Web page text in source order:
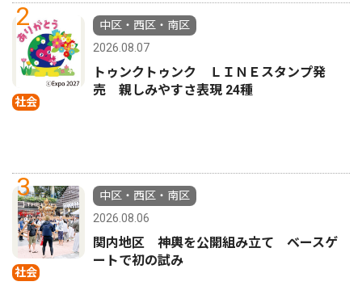
2
社会
中区・西区・南区
2026.08.07
トゥンクトゥンク ＬＩＮＥスタンプ発
売 親しみやすさ表現 24種
3
社会
中区・西区・南区
2026.08.06
関内地区 神輿を公開組み立て ベースゲ
ートで初の試み